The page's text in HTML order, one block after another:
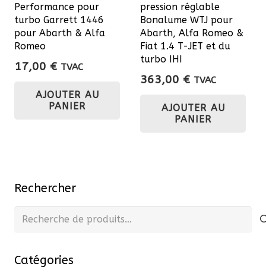
page
produit
Performance pour
turbo Garrett 1446
pour Abarth & Alfa
Romeo
17,00 € TVAC
AJOUTER AU
PANIER
pression réglable
Bonalume WTJ pour
Abarth, Alfa Romeo &
Fiat 1.4 T-JET et du
turbo IHI
363,00 € TVAC
AJOUTER AU
PANIER
Rechercher
Recherche
Catégories